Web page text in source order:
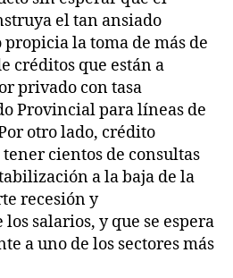
el tan ansiado
propicia la toma de más de
créditos que están a
privado con tasa
Provincial para líneas de
otro lado, crédito
cientos de consultas
a la baja de la
recesión y
salarios, y que se espera
a uno de los sectores más